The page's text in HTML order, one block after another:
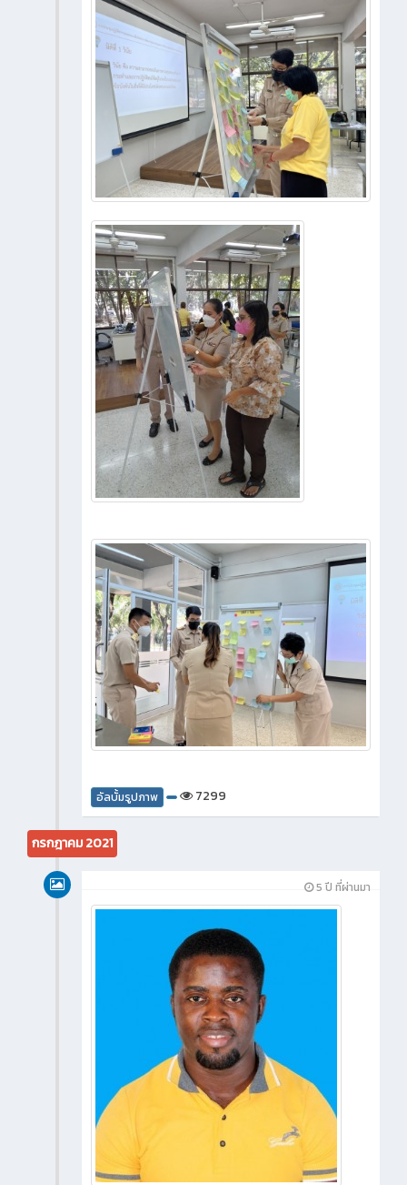
อัลบั้มรูปภาพ 7299
กรกฎาคม 2021
5 ปี ที่ผ่านมา